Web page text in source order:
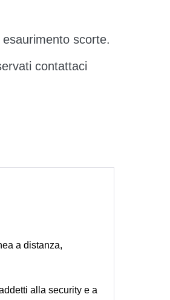
scorte.
contattaci
a distanza,
alla security e a